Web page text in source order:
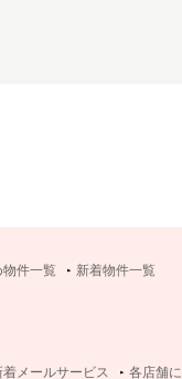
物件一覧
新着物件一覧
着メールサービス 各店舗